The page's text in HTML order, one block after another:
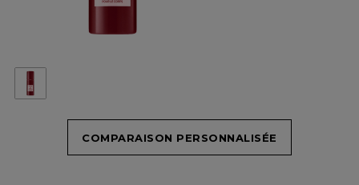
COMPARAISON PERSONNALISÉE